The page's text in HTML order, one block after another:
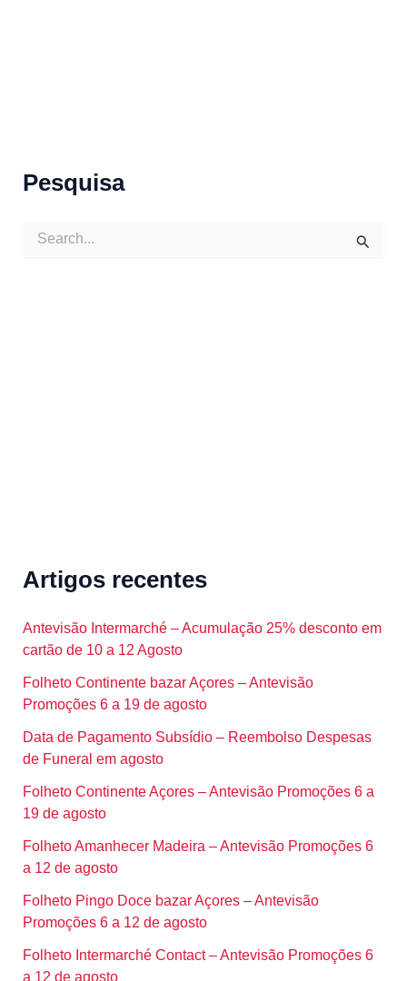
Pesquisa
Artigos recentes
Antevisão Intermarché – Acumulação 25% desconto em
cartão de 10 a 12 Agosto
Folheto Continente bazar Açores – Antevisão
Promoções 6 a 19 de agosto
Data de Pagamento Subsídio – Reembolso Despesas
de Funeral em agosto
Folheto Continente Açores – Antevisão Promoções 6 a
19 de agosto
Folheto Amanhecer Madeira – Antevisão Promoções 6
a 12 de agosto
Folheto Pingo Doce bazar Açores – Antevisão
Promoções 6 a 12 de agosto
Folheto Intermarché Contact – Antevisão Promoções 6
a 12 de agosto